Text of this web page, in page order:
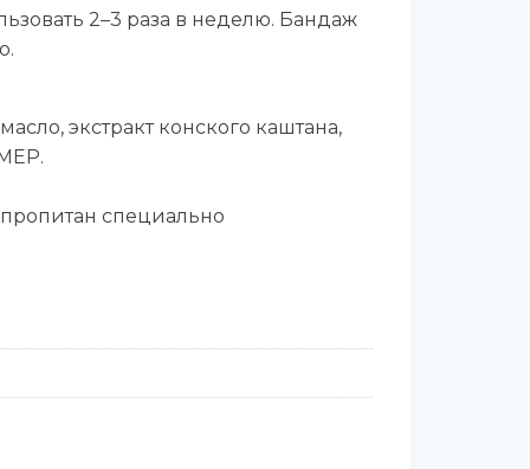
2–3 раза в неделю. Бандаж
экстракт конского каштана,
специально